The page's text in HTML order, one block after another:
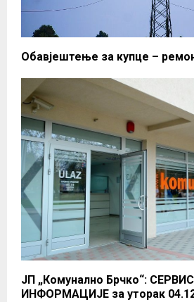
Обавјештење за купце –
ЈП „Комунално Брчко“:
ИНФОРМАЦИЈЕ за уторак